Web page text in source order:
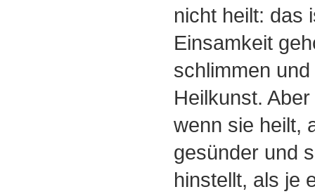
nicht heilt: das
Einsamkeit
schlimmen
Heilkunst.
wenn sie heilt,
gesünder und
hinstellt, als je